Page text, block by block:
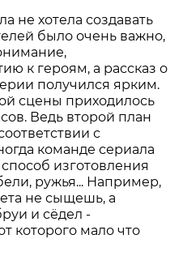
не хотела создавать
было очень важно,
к героям, а рассказ о
получился ярким.
сцены приходилось
Ведь второй план
с
команде сериала
изготовления
ружья... Например,
не сыщешь, а
и сёдел -
которого мало что